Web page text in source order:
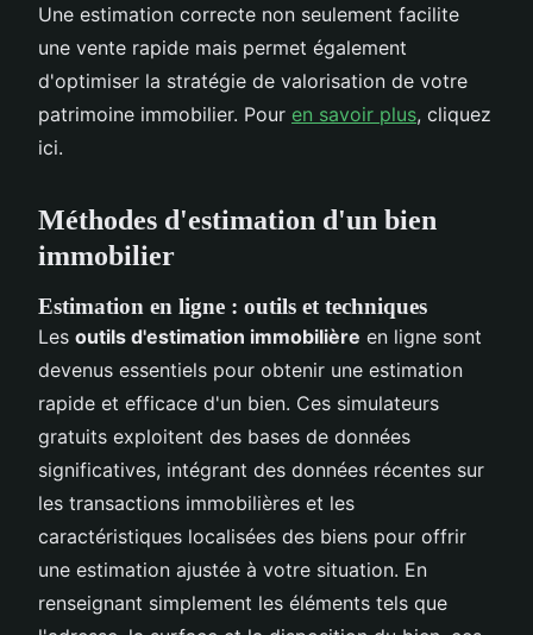
Une estimation correcte non seulement facilite
une vente rapide mais permet également
d'optimiser la stratégie de valorisation de votre
patrimoine immobilier. Pour en savoir plus, cliquez
ici.
Méthodes d'estimation d'un bien
immobilier
Estimation en ligne : outils et techniques
Les outils d'estimation immobilière en ligne sont
devenus essentiels pour obtenir une estimation
rapide et efficace d'un bien. Ces simulateurs
gratuits exploitent des bases de données
significatives, intégrant des données récentes sur
les transactions immobilières et les
caractéristiques localisées des biens pour offrir
une estimation ajustée à votre situation. En
renseignant simplement les éléments tels que